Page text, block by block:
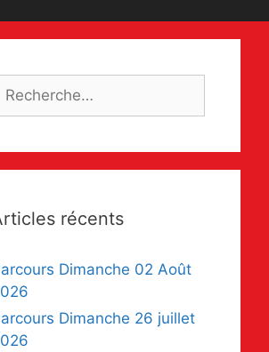
récents
Dimanche 02 Août
Dimanche 26 juillet